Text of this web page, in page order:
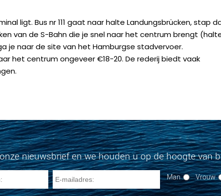
ligt. Bus nr 111 gaat naar halte Landungsbrücken, stap
van de S-Bahn die je snel naar het centrum brengt
je naar de site van het Hamburgse stadvervoer.
het centrum ongeveer €18-20. De rederij biedt vaak
nieuwsbrief en we houden u op de hoogte van
Man Vrouw